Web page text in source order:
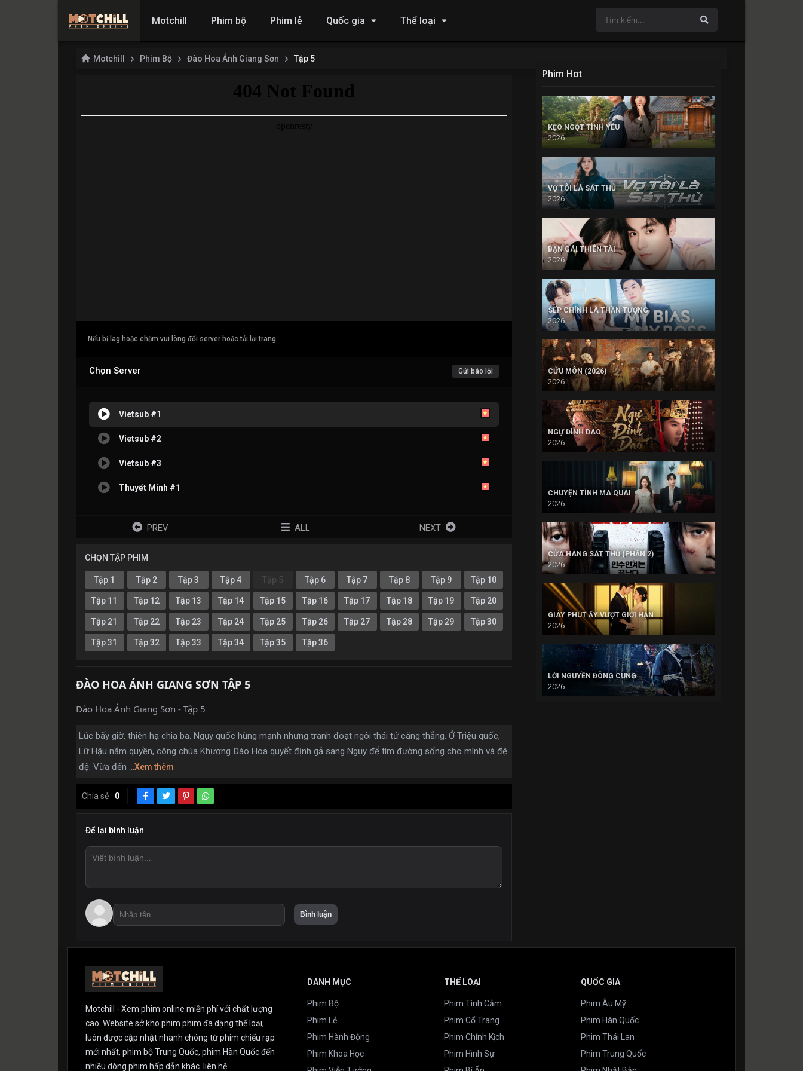
Motchill Phim bộ Phim lẻ Quốc gia Thể loại
Motchill Phim Bộ Đào Hoa Ánh Giang Sơn Tập 5
Nếu bị lag hoặc chậm vui lòng đổi server hoặc tải lại trang
Chọn Server Gửi báo lỗi
Vietsub #1
Vietsub #2
Vietsub #3
Thuyết Minh #1
PREV ALL NEXT
CHỌN TẬP PHIM
Tập 1 Tập 2 Tập 3 Tập 4 Tập 5 Tập 6 Tập 7 Tập 8 Tập 9 Tập 10
Tập 11 Tập 12 Tập 13 Tập 14 Tập 15 Tập 16 Tập 17 Tập 18 Tập 19 Tập 20
Tập 21 Tập 22 Tập 23 Tập 24 Tập 25 Tập 26 Tập 27 Tập 28 Tập 29 Tập 30
Tập 31 Tập 32 Tập 33 Tập 34 Tập 35 Tập 36
ĐÀO HOA ÁNH GIANG SƠN TẬP 5
Đào Hoa Ánh Giang Sơn - Tập 5
Lúc bấy giờ, thiên hạ chia ba. Ngụy quốc hùng mạnh nhưng tranh đoạt ngôi thái tử căng thẳng. Ở Triệu quốc,
Lữ Hậu nắm quyền, công chúa Khương Đào Hoa quyết định gả sang Ngụy để tìm đường sống cho mình và đệ
đệ. Vừa đến ...Xem thêm
Chia sẻ 0
Để lại bình luận
Phim Hot
KẸO NGỌT TÌNH YÊU
2026
VỢ TÔI LÀ SÁT THỦ
2026
BẠN GÁI THIÊN TÀI
2026
SẾP CHÍNH LÀ THẦN TƯỢNG
2026
CỬU MÔN (2026)
2026
NGỰ ĐÌNH DAO
2026
CHUYỆN TÌNH MA QUÁI
2026
CỬA HÀNG SÁT THỦ (PHẦN 2)
2026
GIÂY PHÚT ẤY VƯỢT GIỚI HẠN
2026
LỜI NGUYỀN ĐÔNG CUNG
2026
Motchill - Xem phim online miễn phí với chất lượng
cao. Website sở kho phim phim đa dạng thể loại,
luôn được cập nhật nhanh chóng từ phim chiếu rạp
mới nhất, phim bộ Trung Quốc, phim Hàn Quốc đến
nhiều dòng phim hấp dẫn khác. liên hệ:
DANH MỤC
Phim Bộ
Phim Lẻ
Phim Hành Động
Phim Khoa Học
THỂ LOẠI
Phim Tình Cảm
Phim Cổ Trang
Phim Chính Kịch
Phim Hình Sự
QUỐC GIA
Phim Âu Mỹ
Phim Hàn Quốc
Phim Thái Lan
Phim Trung Quốc